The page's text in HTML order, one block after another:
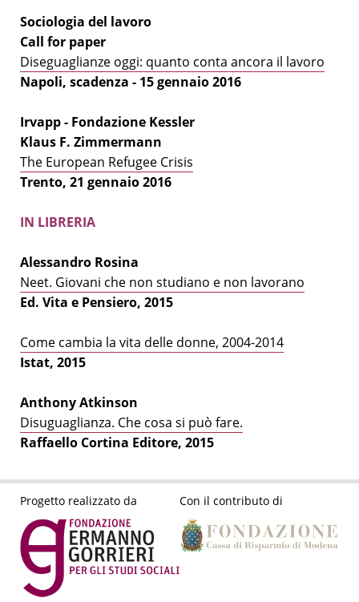
Sociologia del lavoro
Call for paper
Diseguaglianze oggi: quanto conta ancora il lavoro
Napoli, scadenza - 15 gennaio 2016
Irvapp - Fondazione Kessler
Klaus F. Zimmermann
The European Refugee Crisis
Trento, 21 gennaio 2016
IN LIBRERIA
Alessandro Rosina
Neet. Giovani che non studiano e non lavorano
Ed. Vita e Pensiero, 2015
Come cambia la vita delle donne, 2004-2014
Istat, 2015
Anthony Atkinson
Disuguaglianza. Che cosa si può fare.
Raffaello Cortina Editore, 2015
Progetto realizzato da Con il contributo di